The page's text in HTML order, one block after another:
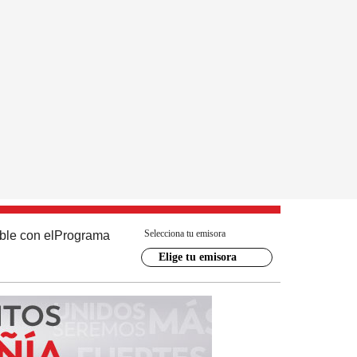
con el Programa Selecciona tu emisora
Elige tu emisora